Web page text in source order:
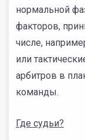
нормальной
факторов,
числе,
или
арбитров в
команды.
Где судьи?